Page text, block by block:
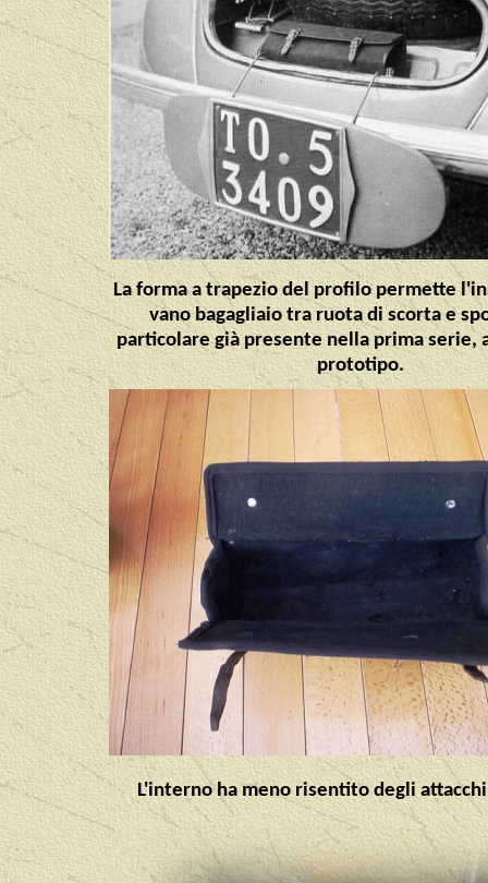
La forma a trapezio del profilo permette
vano bagagliaio tra ruota di scorta e
particolare già presente nella prima serie,
prototipo.
L'interno ha meno risentito degli